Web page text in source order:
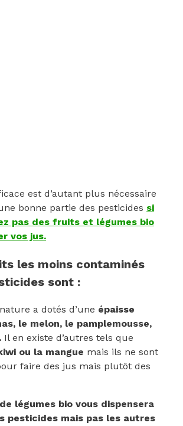
est d’autant plus nécessaire
bonne partie des pesticides si
pas des fruits et légumes bio
vos jus.
les moins contaminés
sont :
a dotés d’une épaisse
le melon, le pamplemousse,
Il en existe d’autres tels que
ou la mangue mais ils ne sont
faire des jus mais plutôt des
légumes bio vous dispensera
pesticides mais pas les autres